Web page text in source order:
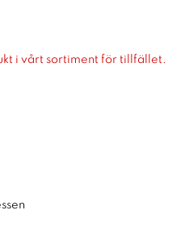
i vårt sortiment för tillfället.